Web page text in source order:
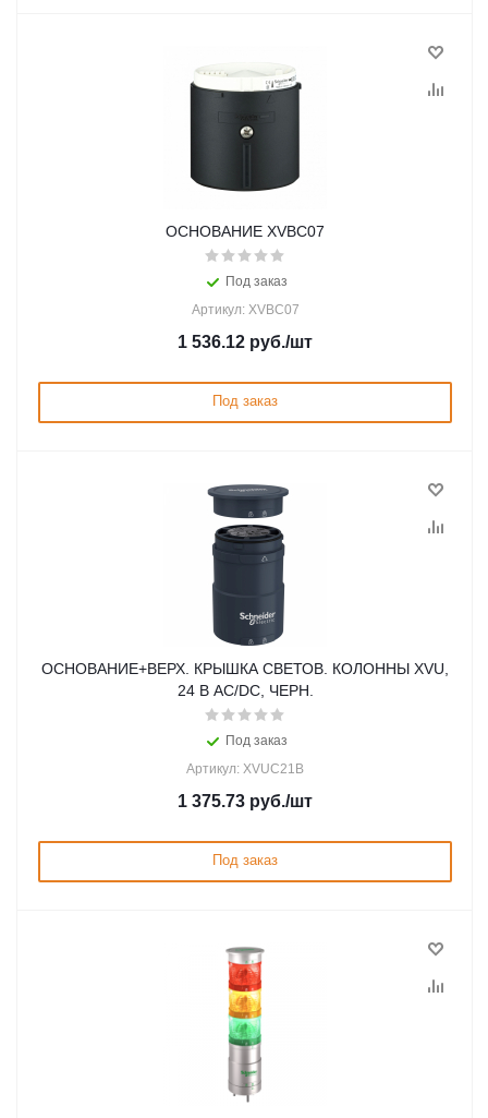
ОСНОВАНИЕ XVBC07
Под заказ
Артикул: XVBC07
1 536.12 руб./шт
Под заказ
ОСНОВАНИЕ+ВЕРХ. КРЫШКА СВЕТОВ. КОЛОННЫ XVU,
24 В AC/DC, ЧЕРН.
Под заказ
Артикул: XVUC21B
1 375.73 руб./шт
Под заказ